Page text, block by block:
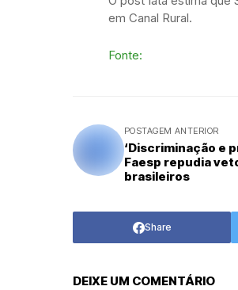
em Canal Rural.
Fonte:
POSTAGEM ANTERIOR
‘Discriminação e
Faesp repudia
brasileiros
Share
DEIXE UM COMENTÁRIO